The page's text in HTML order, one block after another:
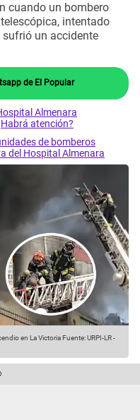
cuando un bombero
intentado
sufrió un accidente
de El Popular
Almenara
atención?
de bomberos
del Hospital Almenara
en La VictoriaFuente: URPI-LR-